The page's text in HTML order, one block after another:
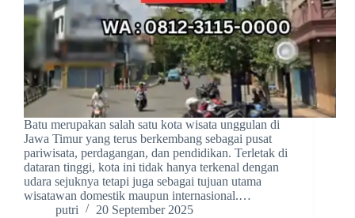
Batu merupakan salah satu kota wisata unggulan di
Jawa Timur yang terus berkembang sebagai pusat
pariwisata, perdagangan, dan pendidikan. Terletak di
dataran tinggi, kota ini tidak hanya terkenal dengan
udara sejuknya tetapi juga sebagai tujuan utama
wisatawan domestik maupun internasional.…
putri
20 September 2025